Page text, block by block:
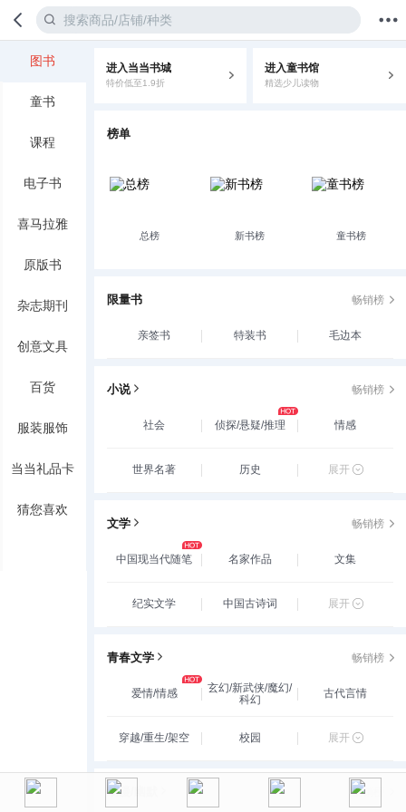
分类 购物车
图书
童书
课程
电子书
喜马拉雅
原版书
杂志期刊
创意文具
百货
服装服饰
当当礼品卡
猜您喜欢
进入当当书城
特价低至1.9折
进入童书馆
精选少儿读物
榜单
总榜 新书榜 童书榜
限量书 畅销榜
亲签书 特装书 毛边本
小说 畅销榜
社会 侦探/悬疑/推理 情感
世界名著 历史 展开
文学 畅销榜
中国现当代随笔 名家作品 文集
纪实文学 中国古诗词 展开
青春文学 畅销榜
爱情/情感
玄幻/新武侠/魔幻/
科幻
古代言情
穿越/重生/架空 校园 展开
动漫/幽默 畅销榜